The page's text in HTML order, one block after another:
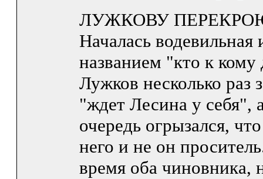
ЛУЖКОВУ
Началась водевильная
названием "кто к
Лужков несколько раз
"ждет Лесина у себя",
очередь огрызался,
него и не он
время оба чиновника,